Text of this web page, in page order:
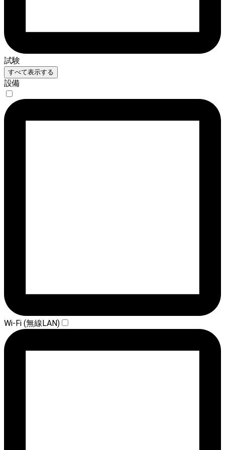
試験
すべて表示する
設備
Wi-Fi (無線LAN)